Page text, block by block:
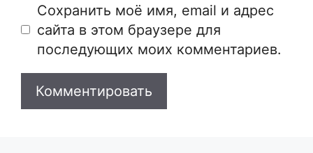
Сайт
Сохранить моё имя, email и адрес
сайта в этом браузере для
последующих моих комментариев.